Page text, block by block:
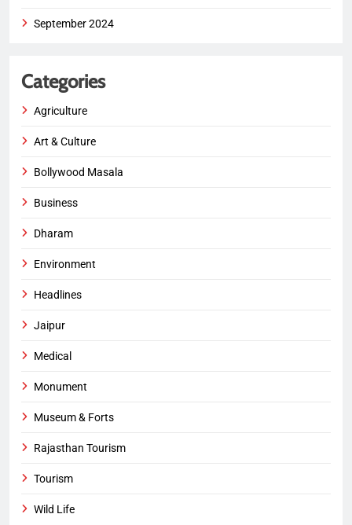
September 2024
Categories
Agriculture
Art & Culture
Bollywood Masala
Business
Dharam
Environment
Headlines
Jaipur
Medical
Monument
Museum & Forts
Rajasthan Tourism
Tourism
Wild Life